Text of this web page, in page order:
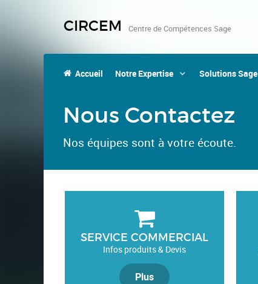
CIRCEM Centre de Compétences Sage
Accueil Notre Expertise Solutions Sage
Nous Contactez
Nos équipes sont à votre écoute.
SERVICE COMMERCIAL
Infos produits & Devis
Plus